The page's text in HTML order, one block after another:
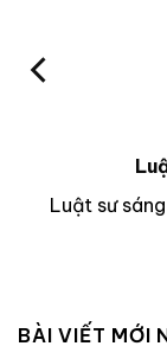
Luật sư
BÀI VIẾT MỚI